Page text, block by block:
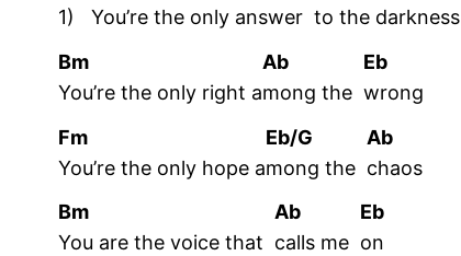
1) You’re the only answer to the darkness
Bm
You’re the only right a
Ab
mong the
Eb
wrong
Fm
You’re the only hope a
Eb/G
mong the
Ab
chaos
Bm
You are the voice that
Ab
calls me
Eb
on